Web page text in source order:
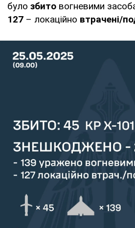
було збито вогневими
127 – локаційно втрачені/